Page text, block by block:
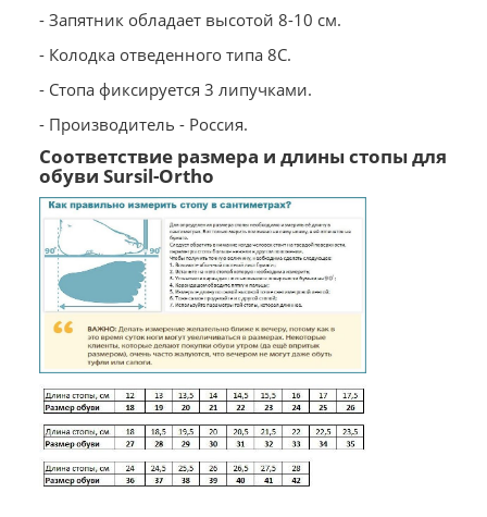
- Запятник обладает высотой 8-10 см.
- Колодка отведенного типа 8С.
- Стопа фиксируется 3 липучками.
- Производитель - Россия.
Соответствие размера и длины стопы для
обуви Sursil-Ortho